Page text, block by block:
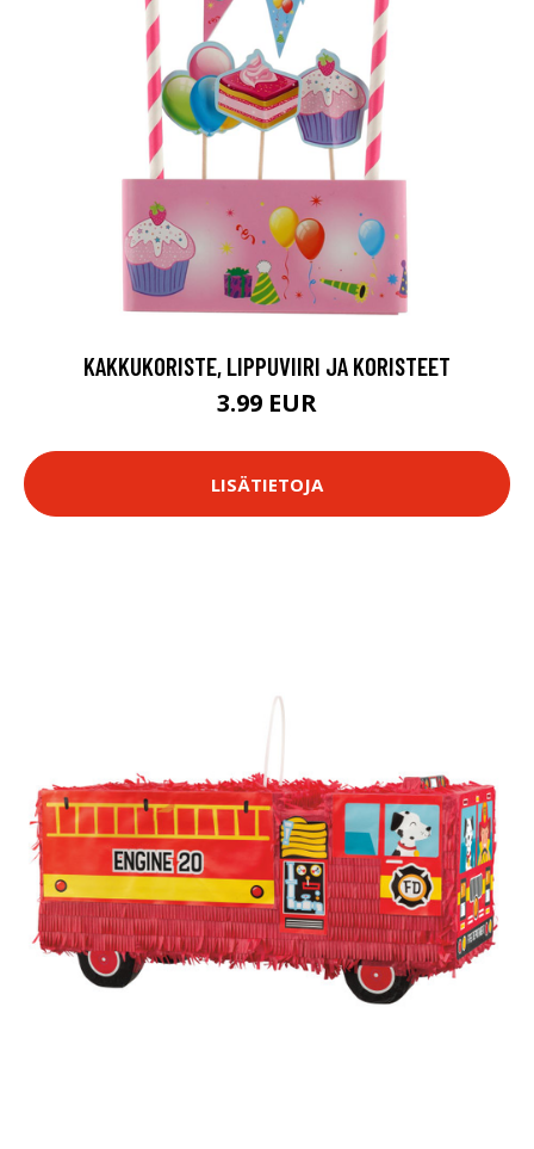
KAKKUKORISTE, LIPPUVIIRI JA KORISTEET
3.99 EUR
LISÄTIETOJA